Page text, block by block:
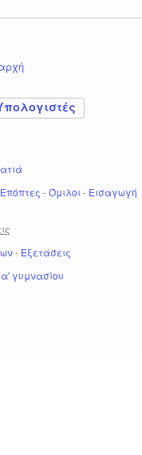
-Όμιλοι- Εισαγωγή
- Εξετάσεις
γυμνασίου